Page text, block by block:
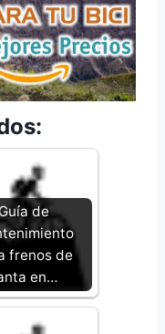
Guía de
frenos de
en…